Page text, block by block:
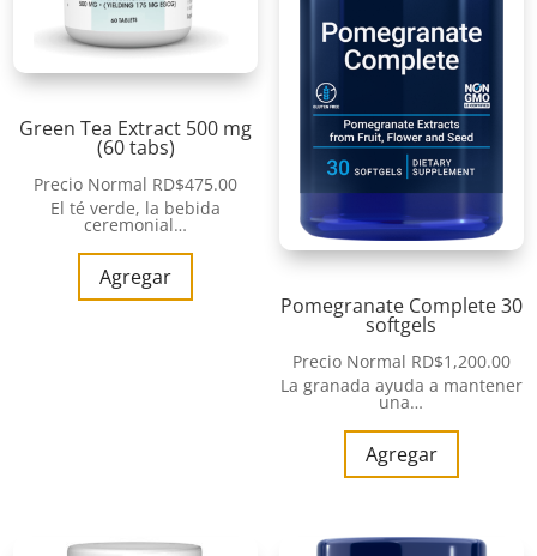
Green Tea Extract 500 mg
(60 tabs)
Precio Normal RD$475.00
El té verde, la bebida
ceremonial…
Agregar
Pomegranate Complete 30
softgels
Precio Normal RD$1,200.00
La granada ayuda a mantener
una…
Agregar